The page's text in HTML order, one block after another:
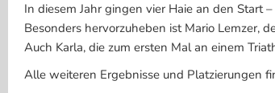
In diesem Jahr gingen vier Haie an den Start
Besonders hervorzuheben ist Mario Lemzer,
Auch Karla, die zum ersten Mal an einem
Alle weiteren Ergebnisse und Platzierungen